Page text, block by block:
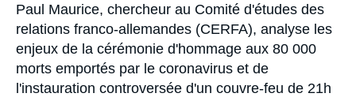
Accroche
Paul Maurice, chercheur au Comité d'études des
relations franco-allemandes (CERFA), analyse les
enjeux de la cérémonie d'hommage aux 80 000
morts emportés par le coronavirus et de
l'instauration controversée d'un couvre-feu de 21h